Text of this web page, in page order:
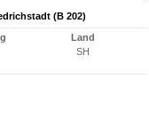
(B 202)
Land
SH